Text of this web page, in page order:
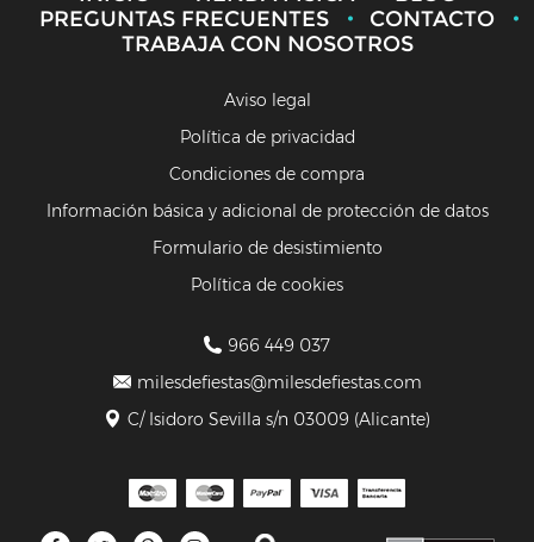
PREGUNTAS FRECUENTES
CONTACTO
TRABAJA CON NOSOTROS
Aviso legal
Política de privacidad
Condiciones de compra
Información básica y adicional de protección de datos
Formulario de desistimiento
Política de cookies
966 449 037
milesdefiestas@milesdefiestas.com
C/ Isidoro Sevilla s/n 03009 (Alicante)